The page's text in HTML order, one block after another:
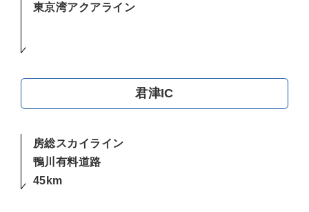
東京湾アクアライン
君津IC
房総スカイライン
鴨川有料道路
45km